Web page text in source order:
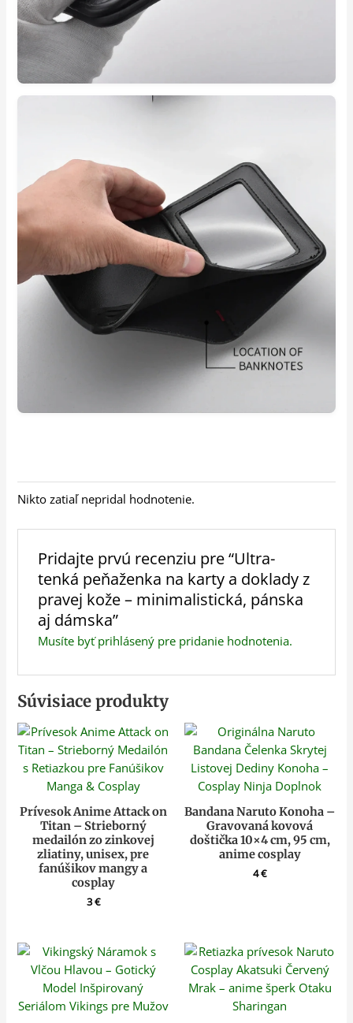
Nikto zatiaľ nepridal hodnotenie.
Pridajte prvú recenziu pre “Ultra-
tenká peňaženka na karty a doklady z
pravej kože – minimalistická, pánska
aj dámska”
Musíte byťprihlásenýpre pridanie hodnotenia.
Súvisiace produkty
Prívesok Anime Attack on
Titan – Strieborný
medailón zo zinkovej
zliatiny, unisex, pre
fanúšikov mangy a
cosplay
3€
Bandana Naruto Konoha –
Gravovaná kovová
doštička 10×4 cm, 95 cm,
anime cosplay
4€